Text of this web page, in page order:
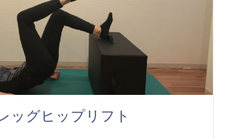
ッグヒップリフト